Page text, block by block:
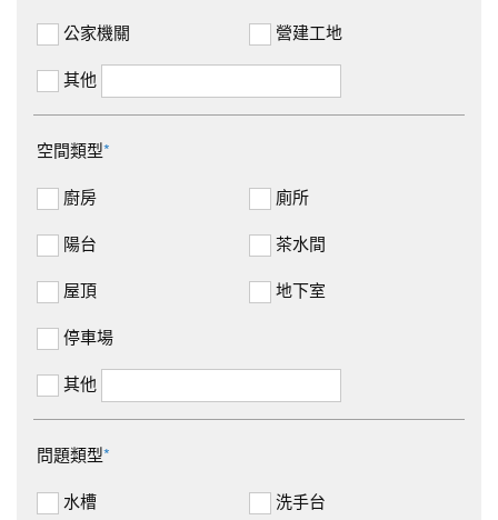
公家機關
營建工地
其他
空間類型*
廚房
廁所
陽台
茶水間
屋頂
地下室
停車場
其他
問題類型*
水槽
洗手台